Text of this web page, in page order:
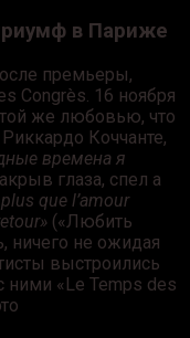
в Париже
премьеры,
Congrès. 16 ноября
же любовью, что
Коччанте,
времена я
глаза, спел а
que l’amour
(«Любить
ничего не ожидая
выстроились
ними «Le Temps des